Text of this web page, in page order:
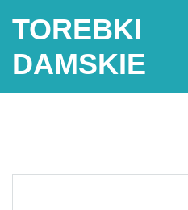
TOREBKI
DAMSKIE